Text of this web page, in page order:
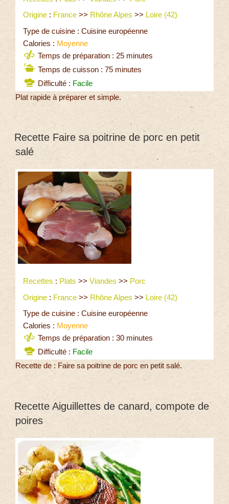
Origine : France >> Rhône Alpes >> Loire (42)
Type de cuisine : Cuisine européenne
Calories : Moyenne
Temps de préparation : 25 minutes
Temps de cuisson : 75 minutes
Difficulté : Facile
Plat rapide à préparer et simple.
Recette Faire sa poitrine de porc en petit
salé
Recettes : Plats >> Viandes >> Porc
Origine : France >> Rhône Alpes >> Loire (42)
Type de cuisine : Cuisine européenne
Calories : Moyenne
Temps de préparation : 30 minutes
Difficulté : Facile
Recette de : Faire sa poitrine de porc en petit salé.
Recette Aiguillettes de canard, compote de
poires